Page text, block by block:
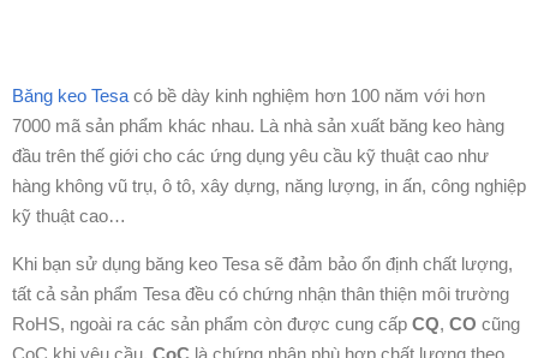
Băng keo Tesa có bề dày kinh nghiệm hơn 100 năm với hơn
7000 mã sản phẩm khác nhau. Là nhà sản xuất băng keo hàng
đầu trên thế giới cho các ứng dụng yêu cầu kỹ thuật cao như
hàng không vũ trụ, ô tô, xây dựng, năng lượng, in ấn, công nghiệp
kỹ thuật cao…
Khi bạn sử dụng băng keo Tesa sẽ đảm bảo ổn định chất lượng,
tất cả sản phẩm Tesa đều có chứng nhận thân thiện môi trường
RoHS, ngoài ra các sản phẩm còn được cung cấp CQ, CO cũng
CoC khi yêu cầu. CoC là chứng nhận phù hợp chất lượng theo